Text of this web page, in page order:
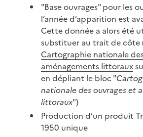
"Base ouvrages" pour les
l’année d’apparition est
Cette donnée a alors été
substituer au trait de côte
Cartographie nationale
aménagements littoraux
en dépliant le bloc "
nationale des ouvrages et
littoraux")
Production d’un produit
1950 unique